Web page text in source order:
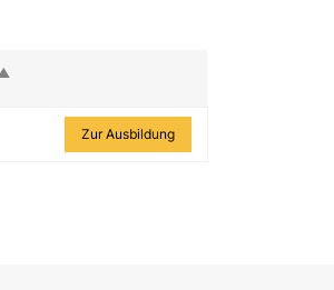
Zur Ausbildung